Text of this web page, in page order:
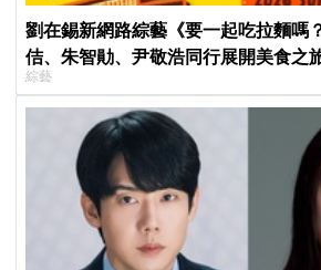
劉在錫新網路綜藝《要一起吃拉麵嗎
佶、朱智勛、尹敬浩同行展開美食之
綜藝